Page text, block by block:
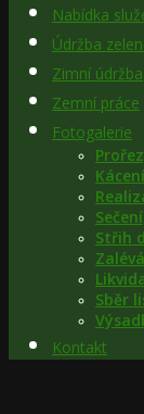
Nabídka
Údržba
Zimní údržba
Zemní práce
Fotogalerie
Sečení
Střih
Sběr
Kontakt